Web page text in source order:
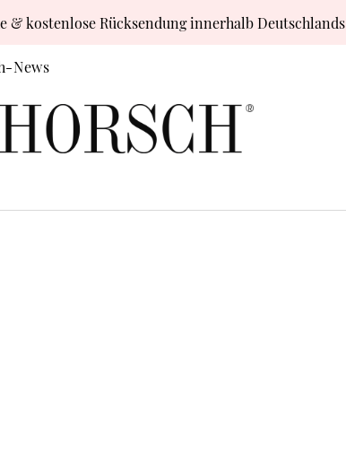
& kostenlose Rücksendung innerhalb Deutschlands
News